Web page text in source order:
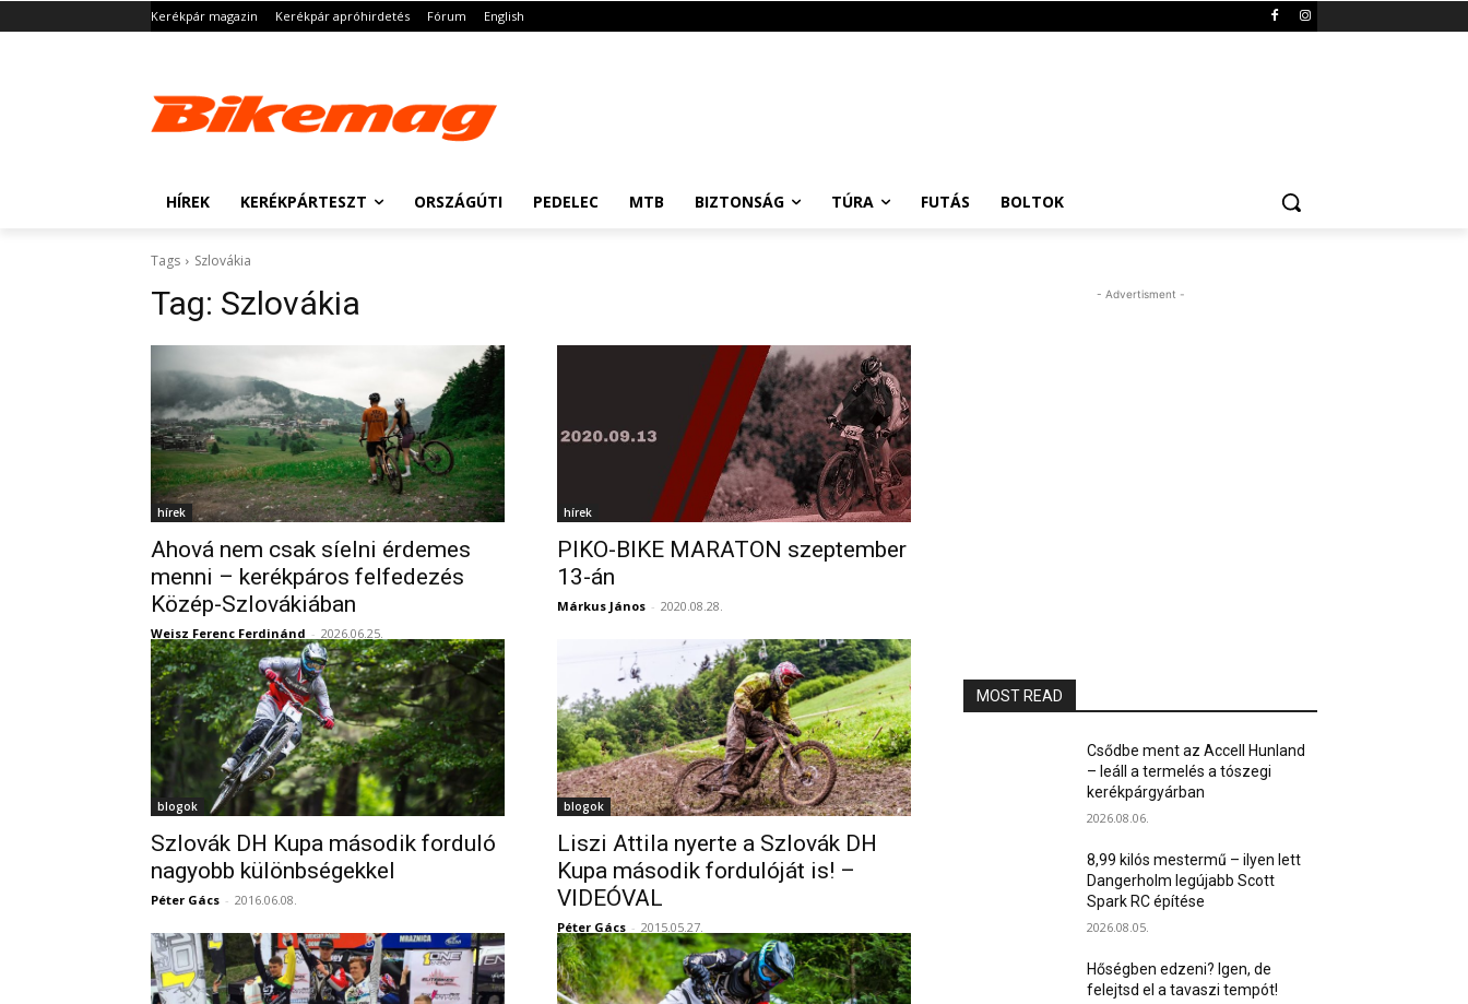
Kerékpár magazin Kerékpár apróhirdetés Fórum English
HÍREK KERÉKPÁRTESZT ORSZÁGÚTI PEDELEC MTB BIZTONSÁG TÚRA FUTÁS BOLTOK
Tags Szlovákia
Tag: Szlovákia
hírek
Ahová nem csak síelni érdemes
menni – kerékpáros felfedezés
Közép-Szlovákiában
Weisz Ferenc Ferdinánd - 2026.06.25.
hírek
PIKO-BIKE MARATON szeptember
13-án
Márkus János - 2020.08.28.
blogok
Szlovák DH Kupa második forduló
nagyobb különbségekkel
Péter Gács - 2016.06.08.
blogok
Liszi Attila nyerte a Szlovák DH
Kupa második fordulóját is! –
VIDEÓVAL
Péter Gács - 2015.05.27.
- Advertisment -
MOST READ
Csődbe ment az Accell Hunland
– leáll a termelés a tószegi
kerékpárgyárban
2026.08.06.
8,99 kilós mestermű – ilyen lett
Dangerholm legújabb Scott
Spark RC építése
2026.08.05.
Hőségben edzeni? Igen, de
felejtsd el a tavaszi tempót!